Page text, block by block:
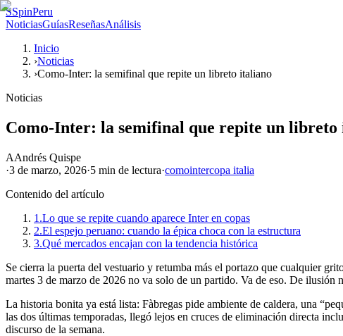
SSpinPeru
NoticiasGuíasReseñasAnálisis
Inicio
›Noticias
›Como-Inter: la semifinal que repite un libreto italiano
Noticias
Como-Inter: la semifinal que repite un libreto
AAndrés Quispe
·3 de marzo, 2026·5 min de lectura·comointercopa italia
Contenido del artículo
1.Lo que se repite cuando aparece Inter en copas
2.El espejo peruano: cuando la épica choca con la estructura
3.Qué mercados encajan con la tendencia histórica
Se cierra la puerta del vestuario y retumba más el portazo que cualquier
martes 3 de marzo de 2026 no va solo de un partido. Va de eso. De ilusión
La historia bonita ya está lista: Fàbregas pide ambiente de caldera, una
las dos últimas temporadas, llegó lejos en cruces de eliminación directa
discurso de la semana.